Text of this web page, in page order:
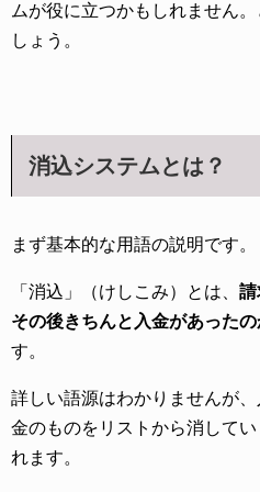
ムが役に立つかもしれません
しょう。
消込システムとは？
まず基本的な用語の説明です。
「消込」（けしこみ）とは、 請
その後きちんと入金があった
す。
詳しい語源はわかりませんが
金のものをリストから消して
れます。